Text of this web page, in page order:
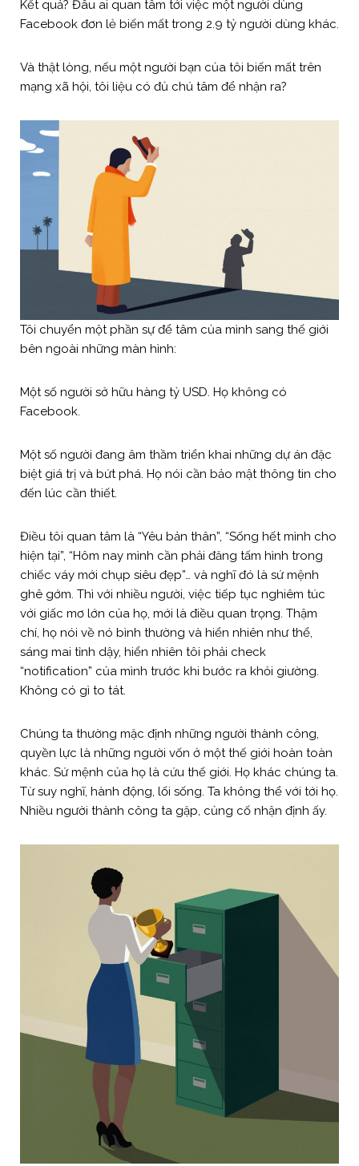
Kết quả? Đâu ai quan tâm tới việc một người dùng
Facebook đơn lẻ biến mất trong 2.9 tỷ người dùng khác.
Và thật lòng, nếu một người bạn của tôi biến mất trên
mạng xã hội, tôi liệu có đủ chú tâm để nhận ra?
Tôi chuyển một phần sự để tâm của mình sang thế giới
bên ngoài những màn hình:
Một số người sở hữu hàng tỷ USD. Họ không có
Facebook.
Một số người đang âm thầm triển khai những dự án đặc
biệt giá trị và bứt phá. Họ nói cần bảo mật thông tin cho
đến lúc cần thiết.
Điều tôi quan tâm là “Yêu bản thân”, “Sống hết mình cho
hiện tại”, “Hôm nay mình cần phải đăng tấm hình trong
chiếc váy mới chụp siêu đẹp”… và nghĩ đó là sứ mệnh
ghê gớm. Thì với nhiều người, việc tiếp tục nghiêm túc
với giấc mơ lớn của họ, mới là điều quan trọng. Thậm
chí, họ nói về nó bình thường và hiển nhiên như thể,
sáng mai tỉnh dậy, hiển nhiên tôi phải check
“notification” của mình trước khi bước ra khỏi giường.
Không có gì to tát.
Chúng ta thường mặc định những người thành công,
quyền lực là những người vốn ở một thế giới hoàn toàn
khác. Sứ mệnh của họ là cứu thế giới. Họ khác chúng ta.
Từ suy nghĩ, hành động, lối sống. Ta không thể với tới họ.
Nhiều người thành công ta gặp, củng cố nhận định ấy.